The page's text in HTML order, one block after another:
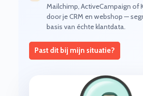
Mailchimp, ActiveCampaign of
door je CRM en webshop —
basis van échte klantdata.
Past dit bij mijn situatie?